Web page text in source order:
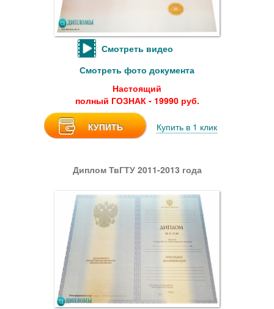
Смотреть видео
Смотреть фото документа
Настоящий
полный ГОЗНАК - 19990 руб.
КУПИТЬ Купить в 1 клик
Диплом ТвГТУ 2011-2013 года